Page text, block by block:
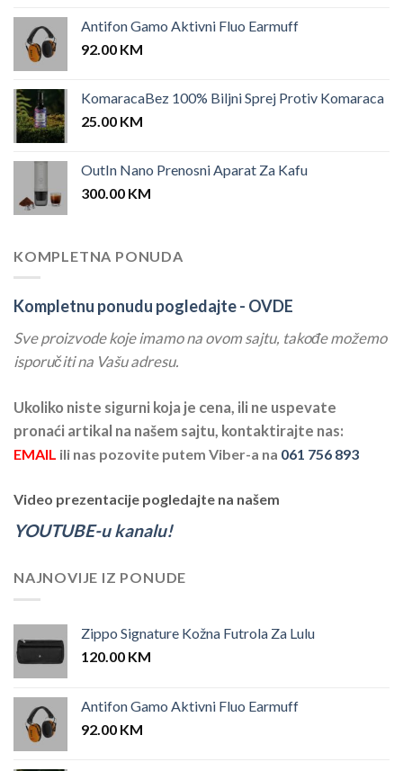
Antifon Gamo Aktivni Fluo Earmuff
92.00 KM
KomaracaBez 100% Biljni Sprej Protiv Komaraca
25.00 KM
OutIn Nano Prenosni Aparat Za Kafu
300.00 KM
KOMPLETNA PONUDA
Kompletnu ponudu pogledajte - OVDE
Sve proizvode koje imamo na ovom sajtu, takođe možemo
isporučiti na Vašu adresu.
Ukoliko niste sigurni koja je cena, ili ne uspevate
pronaći artikal na našem sajtu, kontaktirajte nas:
EMAIL ili nas pozovite putem Viber-a na 061 756 893
Video prezentacije pogledajte na našem
YOUTUBE-u kanalu!
NAJNOVIJE IZ PONUDE
Zippo Signature Kožna Futrola Za Lulu
120.00 KM
Antifon Gamo Aktivni Fluo Earmuff
92.00 KM